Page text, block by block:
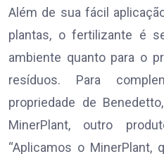
Além de sua fácil
plantas, o fertilizante é
ambiente quanto para o
resíduos. Para
propriedade de
MinerPlant, outro
“Aplicamos o MinerPlant,